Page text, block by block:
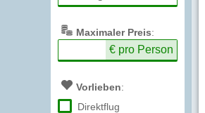
Maximaler Preis:
€ pro Person
Vorlieben:
Direktflug